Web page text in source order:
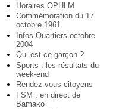
Horaires OPHLM
Commémoration du 17
octobre 1961
Infos Quartiers octobre
2004
Qui est ce garçon ?
Sports : les résultats du
week-end
Rendez-vous citoyens
FSM : en direct de
Bamako